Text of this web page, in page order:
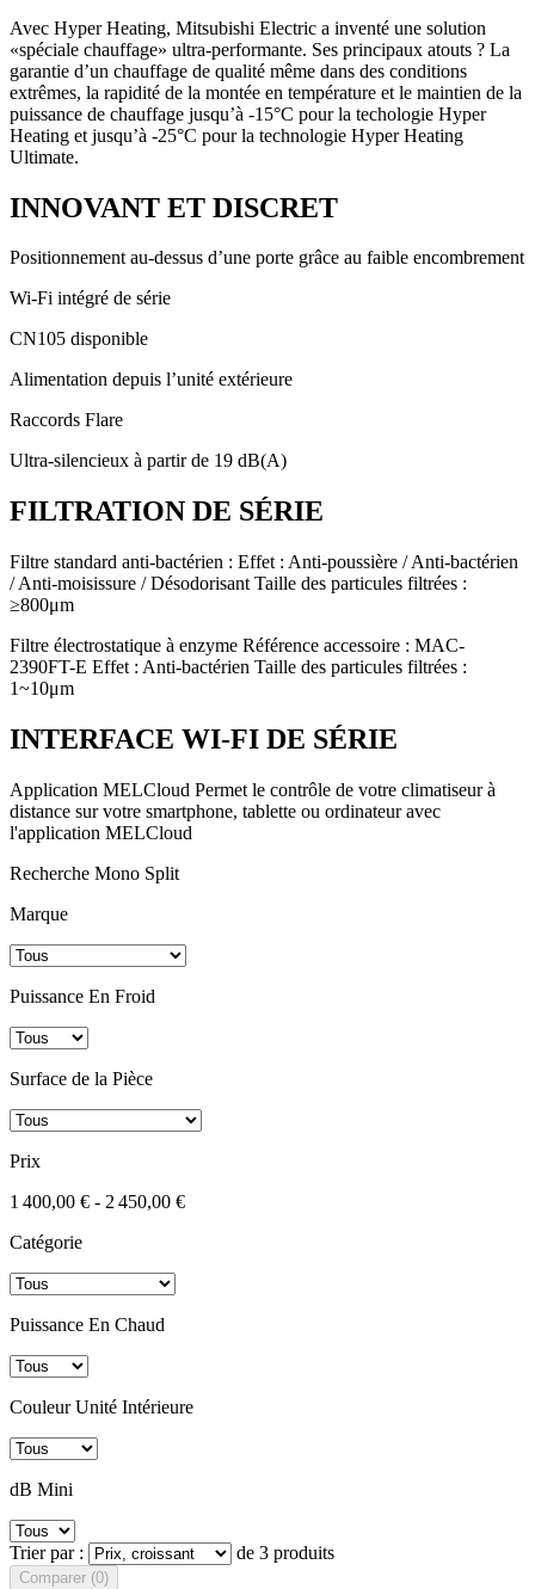
Avec Hyper Heating, Mitsubishi Electric a inventé une solution
«spéciale chauffage» ultra-performante. Ses principaux atouts ? La
garantie d’un chauffage de qualité même dans des conditions
extrêmes, la rapidité de la montée en température et le maintien de la
puissance de chauffage jusqu’à -15°C pour la techologie Hyper
Heating et jusqu’à -25°C pour la technologie Hyper Heating
Ultimate.
INNOVANT ET DISCRET
Positionnement au-dessus d’une porte grâce au faible encombrement
Wi-Fi intégré de série
CN105 disponible
Alimentation depuis l’unité extérieure
Raccords Flare
Ultra-silencieux à partir de 19 dB(A)
FILTRATION DE SÉRIE
Filtre standard anti-bactérien : Effet : Anti-poussière / Anti-bactérien
/ Anti-moisissure / Désodorisant Taille des particules filtrées :
≥800μm
Filtre électrostatique à enzyme Référence accessoire : MAC-
2390FT-E Effet : Anti-bactérien Taille des particules filtrées :
1~10μm
INTERFACE WI-FI DE SÉRIE
Application MELCloud Permet le contrôle de votre climatiseur à
distance sur votre smartphone, tablette ou ordinateur avec
l'application MELCloud
Recherche Mono Split
Marque
Puissance En Froid
Surface de la Pièce
Prix
1 400,00 € - 2 450,00 €
Catégorie
Puissance En Chaud
Couleur Unité Intérieure
dB Mini
Trier par : de 3 produits
Comparer (0)‎